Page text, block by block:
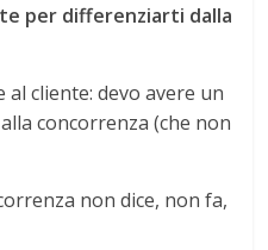
per differenziarti dalla
al cliente: devo avere un
concorrenza (che non
non dice, non fa,